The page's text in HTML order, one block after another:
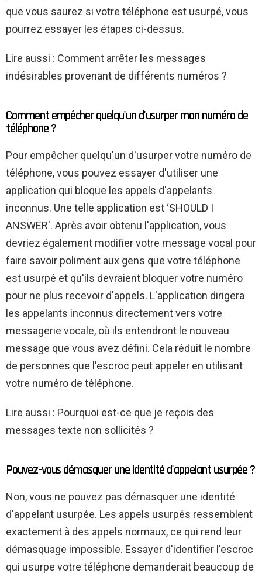
que vous saurez si votre téléphone est usurpé, vous
pourrez essayer les étapes ci-dessus.
Lire aussi : Comment arrêter les messages
indésirables provenant de différents numéros ?
Comment empêcher quelqu'un d'usurper mon numéro de
téléphone ?
Pour empêcher quelqu'un d'usurper votre numéro de
téléphone, vous pouvez essayer d'utiliser une
application qui bloque les appels d'appelants
inconnus. Une telle application est ‘SHOULD I
ANSWER'. Après avoir obtenu l'application, vous
devriez également modifier votre message vocal pour
faire savoir poliment aux gens que votre téléphone
est usurpé et qu'ils devraient bloquer votre numéro
pour ne plus recevoir d'appels. L'application dirigera
les appelants inconnus directement vers votre
messagerie vocale, où ils entendront le nouveau
message que vous avez défini. Cela réduit le nombre
de personnes que l'escroc peut appeler en utilisant
votre numéro de téléphone.
Lire aussi : Pourquoi est-ce que je reçois des
messages texte non sollicités ?
Pouvez-vous démasquer une identité d'appelant usurpée ?
Non, vous ne pouvez pas démasquer une identité
d'appelant usurpée. Les appels usurpés ressemblent
exactement à des appels normaux, ce qui rend leur
démasquage impossible. Essayer d'identifier l'escroc
qui usurpe votre téléphone demanderait beaucoup de